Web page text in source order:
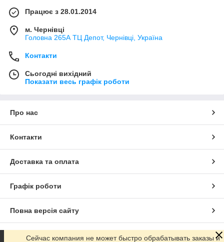
Працює з 28.01.2014
м. Чернівці
Головна 265А ТЦ Депот, Чернівці, Україна
Контакти
Сьогодні вихідний
Показати весь графік роботи
Про нас
Контакти
Доставка та оплата
Графік роботи
Повна версія сайту
Сайт створено на маркетплейсі Prom.ua
Сейчас компания не может быстро обрабатывать заказы и